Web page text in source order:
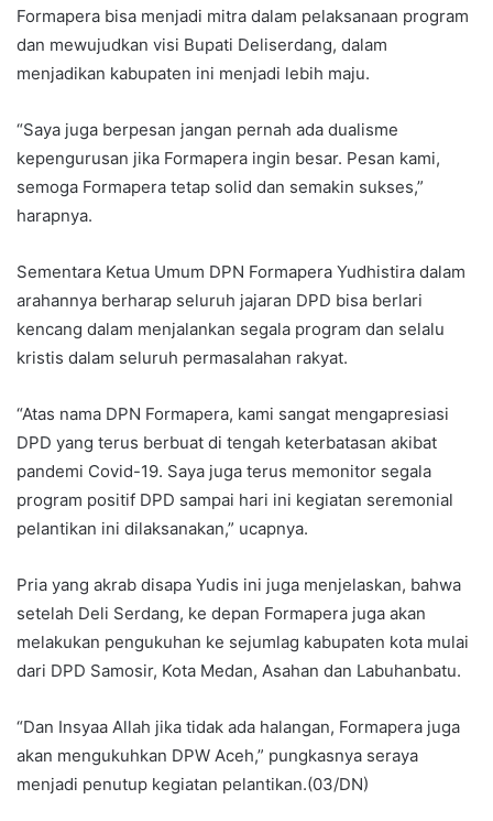
Formapera bisa menjadi mitra dalam pelaksanaan program
dan mewujudkan visi Bupati Deliserdang, dalam
menjadikan kabupaten ini menjadi lebih maju.
“Saya juga berpesan jangan pernah ada dualisme
kepengurusan jika Formapera ingin besar. Pesan kami,
semoga Formapera tetap solid dan semakin sukses,”
harapnya.
Sementara Ketua Umum DPN Formapera Yudhistira dalam
arahannya berharap seluruh jajaran DPD bisa berlari
kencang dalam menjalankan segala program dan selalu
kristis dalam seluruh permasalahan rakyat.
“Atas nama DPN Formapera, kami sangat mengapresiasi
DPD yang terus berbuat di tengah keterbatasan akibat
pandemi Covid-19. Saya juga terus memonitor segala
program positif DPD sampai hari ini kegiatan seremonial
pelantikan ini dilaksanakan,” ucapnya.
Pria yang akrab disapa Yudis ini juga menjelaskan, bahwa
setelah Deli Serdang, ke depan Formapera juga akan
melakukan pengukuhan ke sejumlag kabupaten kota mulai
dari DPD Samosir, Kota Medan, Asahan dan Labuhanbatu.
“Dan Insyaa Allah jika tidak ada halangan, Formapera juga
akan mengukuhkan DPW Aceh,” pungkasnya seraya
menjadi penutup kegiatan pelantikan.(03/DN)